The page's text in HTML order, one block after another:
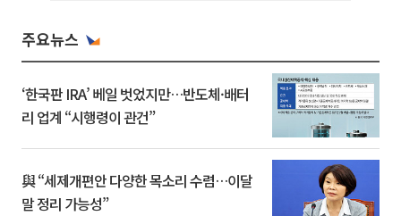
주요뉴스
‘한국판 IRA’ 베일 벗었지만…반도체·배터
리 업계 “시행령이 관건”
與 “세제개편안 다양한 목소리 수렴…이달
말 정리 가능성”